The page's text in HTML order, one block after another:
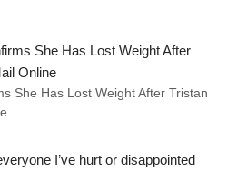
She Has Lost Weight After Tristan
I’ve hurt or disappointed